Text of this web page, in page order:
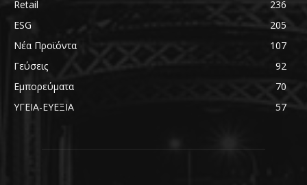
Retail
236
ESG
205
Νέα Προϊόντα
107
Γεύσεις
92
Εμπορεύματα
70
ΥΓΕΙΑ-ΕΥΕΞΙΑ
57